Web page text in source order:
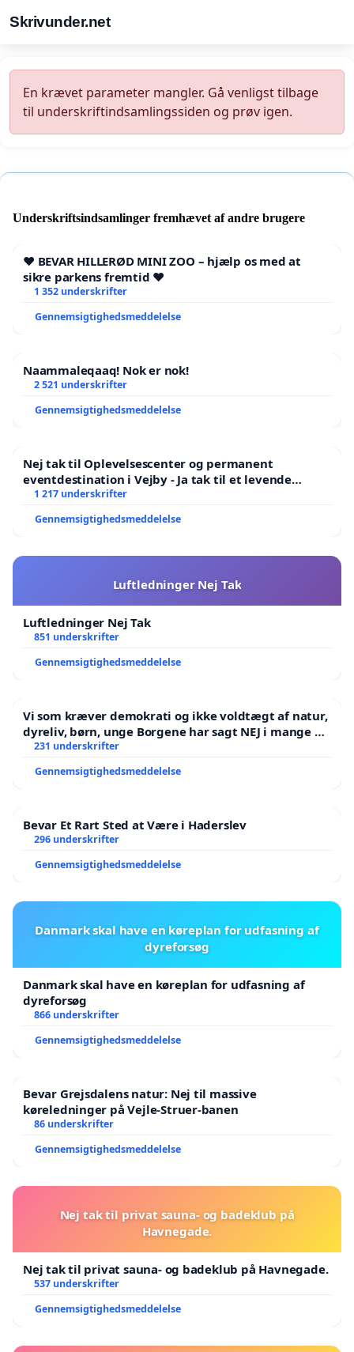
Skrivunder.net
En krævet parameter mangler. Gå venligst tilbage
til underskriftindsamlingssiden og prøv igen.
Underskriftsindsamlinger fremhævet af andre brugere
❤️ BEVAR HILLERØD MINI ZOO – hjælp os med at
sikre parkens fremtid ❤️
1 352 underskrifter
Gennemsigtighedsmeddelelse
Naammaleqaaq! Nok er nok!
2 521 underskrifter
Gennemsigtighedsmeddelelse
Nej tak til Oplevelsescenter og permanent
eventdestination i Vejby - Ja tak til et levende
lokalområde i balance
1 217 underskrifter
Gennemsigtighedsmeddelelse
Luftledninger Nej Tak
Luftledninger Nej Tak
851 underskrifter
Gennemsigtighedsmeddelelse
Vi som kræver demokrati og ikke voldtægt af natur,
dyreliv, børn, unge Borgene har sagt NEJ i mange år.
Der er
231 underskrifter
Gennemsigtighedsmeddelelse
Bevar Et Rart Sted at Være i Haderslev
296 underskrifter
Gennemsigtighedsmeddelelse
Danmark skal have en køreplan for udfasning af
dyreforsøg
Danmark skal have en køreplan for udfasning af
dyreforsøg
866 underskrifter
Gennemsigtighedsmeddelelse
Bevar Grejsdalens natur: Nej til massive
køreledninger på Vejle-Struer-banen
86 underskrifter
Gennemsigtighedsmeddelelse
Nej tak til privat sauna- og badeklub på
Havnegade.
Nej tak til privat sauna- og badeklub på Havnegade.
537 underskrifter
Gennemsigtighedsmeddelelse